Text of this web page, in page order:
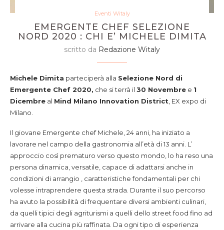
Eventi Witaly
EMERGENTE CHEF SELEZIONE
NORD 2020 : CHI E’ MICHELE DIMITA
scritto da Redazione Witaly
Michele Dimita parteciperà alla Selezione Nord di
Emergente Chef 2020, che si terrà il 30 Novembre e 1
Dicembre al Mind Milano Innovation District , EX expo di
Milano.
Il giovane Emergente chef Michele, 24 anni, ha iniziato a
lavorare nel campo della gastronomia all’età di 13 anni. L’
approccio così prematuro verso questo mondo, lo ha reso una
persona dinamica, versatile, capace di adattarsi anche in
condizioni di arrangio , caratteristiche fondamentali per chi
volesse intraprendere questa strada. Durante il suo percorso
ha avuto la possibilità di frequentare diversi ambienti culinari,
da quelli tipici degli agriturismi a quelli dello street food fino ad
arrivare alla cucina più raffinata. Da ogni tipo di esperienza